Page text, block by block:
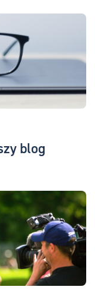
blog